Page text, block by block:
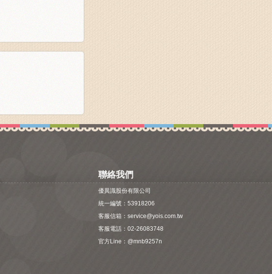
聯絡我們
優異識股份有限公司
統一編號：53918206
客服信箱： service@yois.com.tw
客服電話：02-26083748
官方Line： @mnb9257n